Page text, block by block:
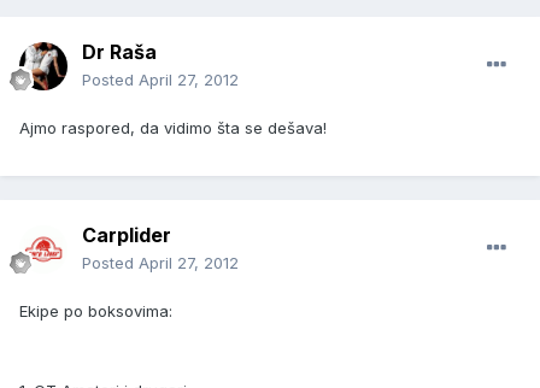
Dr Raša
Posted April 27, 2012
Ajmo raspored, da vidimo šta se dešava!
Carplider
Posted April 27, 2012
Ekipe po boksovima: